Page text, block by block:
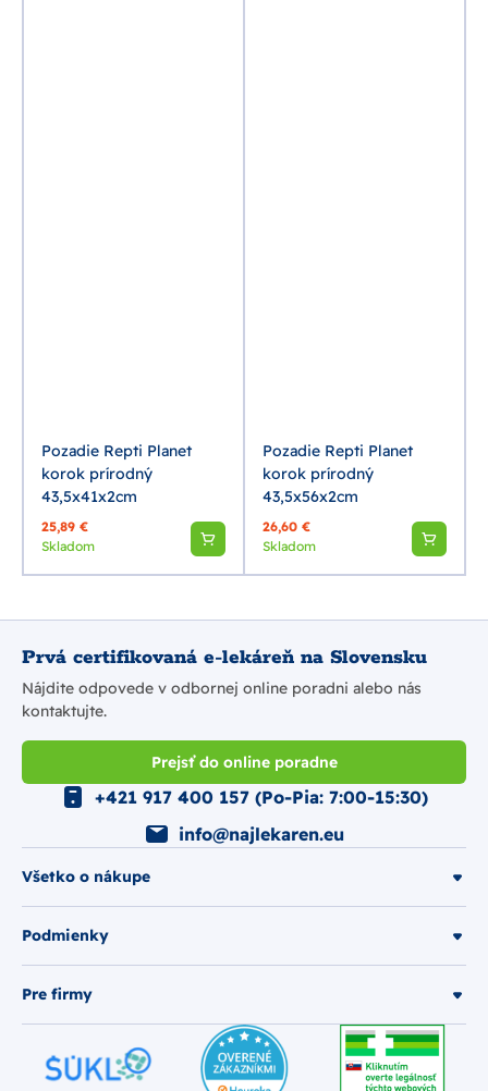
Pozadie Repti Planet
korok prírodný
43,5x41x2cm
25,89 €
Skladom
Pozadie Repti Planet
korok prírodný
43,5x56x2cm
26,60 €
Skladom
Prvá certifikovaná e-lekáreň na Slovensku
Nájdite odpovede v odbornej online poradni alebo nás
kontaktujte.
Prejsť do online poradne
Všetko o nákupe
Podmienky
Pre firmy
+421 917 400 157 (Po-Pia: 7:00-15:30)
info@najlekaren.eu